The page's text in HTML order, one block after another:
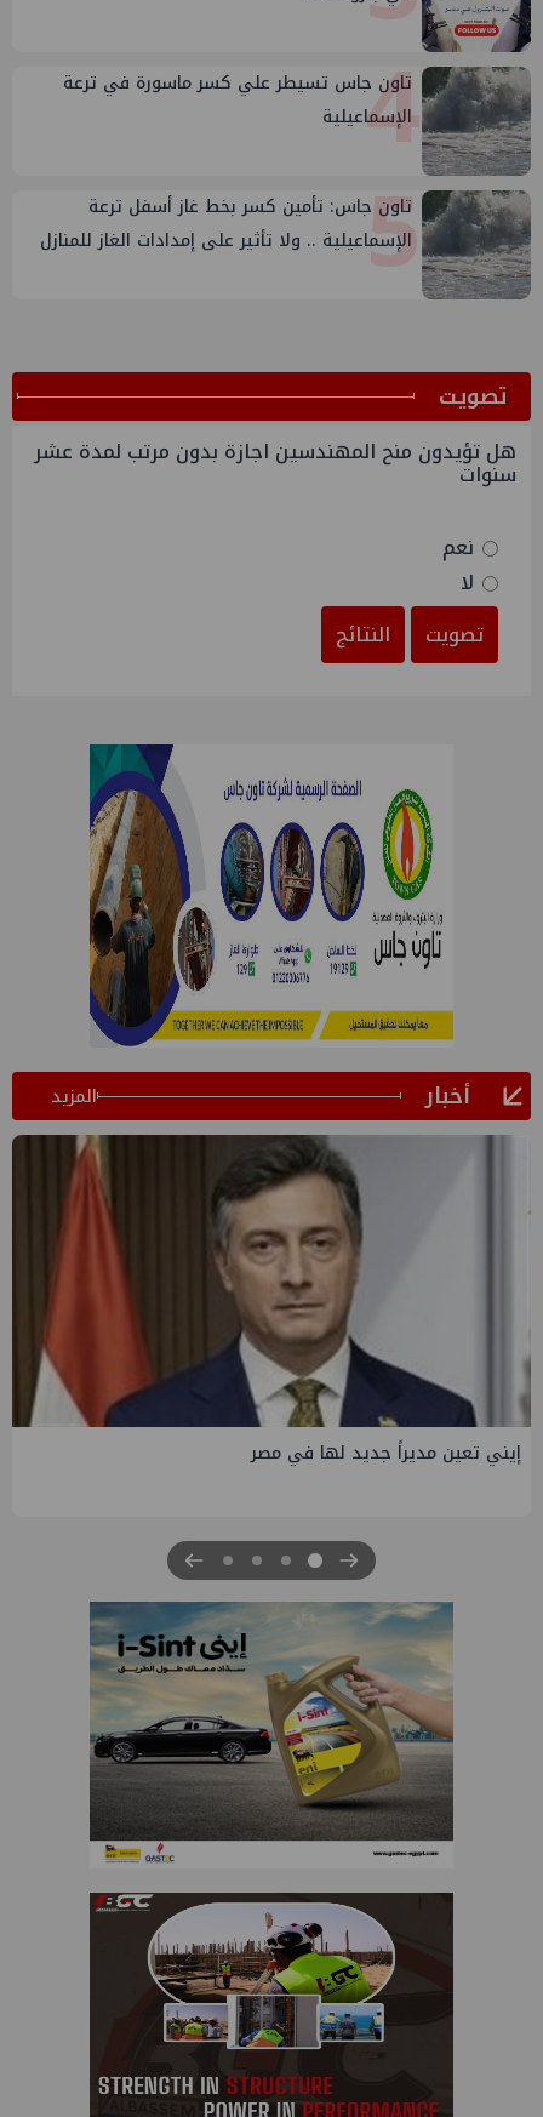
4
تاون جاس تسيطر علي كسر ماسورة في ترعة
الإسماعيلية
5
تاون جاس: تأمين كسر بخط غاز أسفل ترعة
الإسماعيلية .. ولا تأثير على إمدادات الغاز للمنازل
ﺗﺼﻮﻳﺖ
هل تؤيدون منح المهندسين اجازة بدون مرتب لمدة عشر
سنوات
نعم
لا
تصويت
النتائج
أخبار المزيد
إيني تعين مديراً جديد لها في مصر